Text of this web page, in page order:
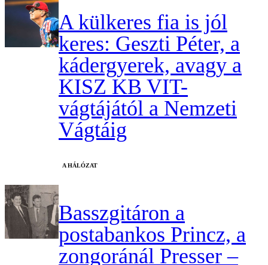
A külkeres fia is jól
keres: Geszti Péter, a
kádergyerek, avagy a
KISZ KB VIT-
vágtájától a Nemzeti
Vágtáig
A HÁLÓZAT
Basszgitáron a
postabankos Princz, a
zongoránál Presser –